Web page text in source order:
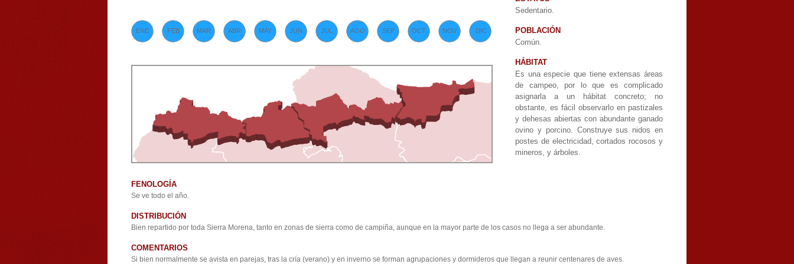
ENE FEB MAR ABR MAY JUN JUL AGO SEP OCT NOV DIC
Sedentario.
POBLACIÓN
Común.
HÁBITAT
Es una especie que tiene extensas áreas
de campeo, por lo que es complicado
asignarla a un hábitat concreto; no
obstante, es fácil observarlo en pastizales
y dehesas abiertas con abundante ganado
ovino y porcino. Construye sus nidos en
postes de electricidad, cortados rocosos y
mineros, y árboles.
FENOLOGÍA
Se ve todo el año.
DISTRIBUCIÓN
Bien repartido por toda Sierra Morena, tanto en zonas de sierra como de campiña, aunque en la mayor parte de los casos no llega a ser abundante.
COMENTARIOS
Si bien normalmente se avista en parejas, tras la cría (verano) y en inverno se forman agrupaciones y dormideros que llegan a reunir centenares de aves.